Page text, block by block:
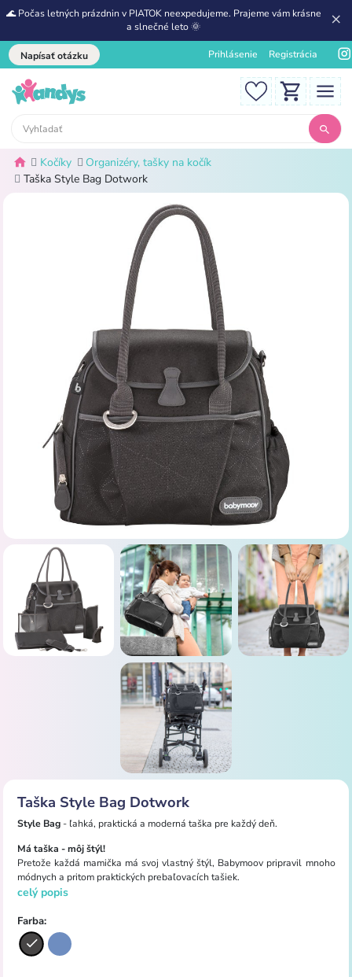
🌊 Počas letných prázdnin v PIATOK neexpedujeme. Prajeme vám krásne
a slnečné leto 🌞
Napísať otázku Prihlásenie Registrácia
Kočíky
Organizéry, tašky na kočík
Taška Style Bag Dotwork
Taška Style Bag Dotwork
Style Bag- ľahká, praktická a moderná taška pre každý deň.
Má taška - môj štýl!
Pretože každá mamička má svoj vlastný štýl, Babymoov pripravil mnoho
módnych a pritom praktických prebaľovacích tašiek.
celý popis
Farba: